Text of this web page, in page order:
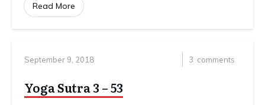
Read More
September 9, 2018 3 comments
Yoga Sutra 3 – 53